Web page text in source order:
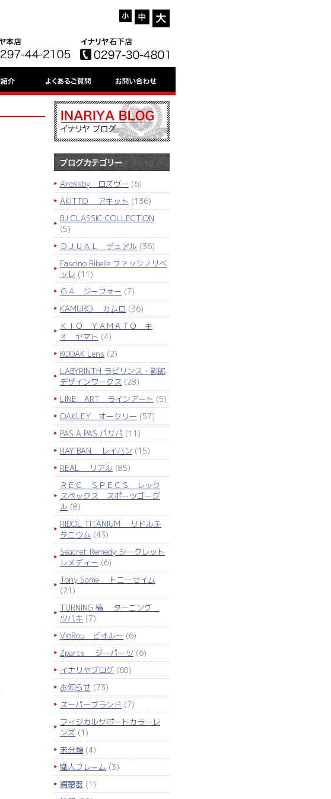
A'rossby ロズヴー (6)
AKITTO アキット (136)
BJ CLASSIC COLLECTION
(5)
ＤＪＵＡＬ デュアル (36)
Fascino Ribelle ファッシノリベ
ッレ (11)
Ｇ４ ジーフォー (7)
KAMURO カムロ (36)
ＫＩＯ ＹＡＭＡＴＯ キ
オ ヤマト (4)
KODAK Lens (2)
LABYRINTH ラビリンス・影郎
デザインワークス (28)
LINE ART ラインアート (5)
OAKLEY オークリー (57)
PAS A PAS パサパ (11)
RAY BAN レイバン (15)
REAL リアル (85)
ＲＥＣ ＳＰＥＣＳ レック
スペックス スポーツゴーグ
ル (8)
RIDOL TITANIUM リドルチ
タニウム (43)
Seacret Remedy シークレット
レメディー (6)
Tony Same トニーセイム
(21)
TURNING 椿 ターニング
ツバキ (7)
VioRou ビオルー (6)
Zparts ジーパーツ (6)
イナリヤブログ (60)
お知らせ (73)
スーパーブランド (7)
フィジカルサポートカラーレ
ンズ (1)
未分類 (4)
職人フレーム (3)
補聴器 (1)